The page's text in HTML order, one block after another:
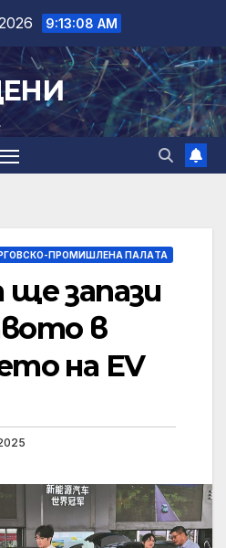
9:13:09 AM
ПРОМИШЛЕНА ПАЛAТА
запази
в
на EV